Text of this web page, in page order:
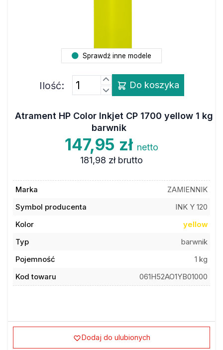
Sprawdź inne modele
Ilość: Do koszyka
Atrament HP Color Inkjet CP 1700 yellow 1 kg
barwnik
147,95 zł netto
181,98 zł brutto
Marka
ZAMIENNIK
Symbol producenta
INK Y 120
Kolor
yellow
Typ
barwnik
Pojemność
1 kg
Kod towaru
061H52AO1YB01000
Dodaj do ulubionych